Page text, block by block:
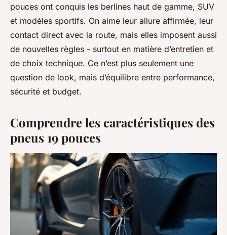
pouces ont conquis les berlines haut de gamme, SUV
et modèles sportifs. On aime leur allure affirmée, leur
contact direct avec la route, mais elles imposent aussi
de nouvelles règles - surtout en matière d’entretien et
de choix technique. Ce n’est plus seulement une
question de look, mais d’équilibre entre performance,
sécurité et budget.
Comprendre les caractéristiques des
pneus 19 pouces